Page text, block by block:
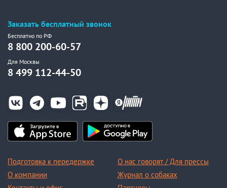
Заказать бесплатный звонок
Бесплатно по РФ
8 800 200-60-57
Для Москвы
8 499 112-44-50
Подготовка к передержке
О компании
О нас говорят / Для прессы
Журнал о собаках